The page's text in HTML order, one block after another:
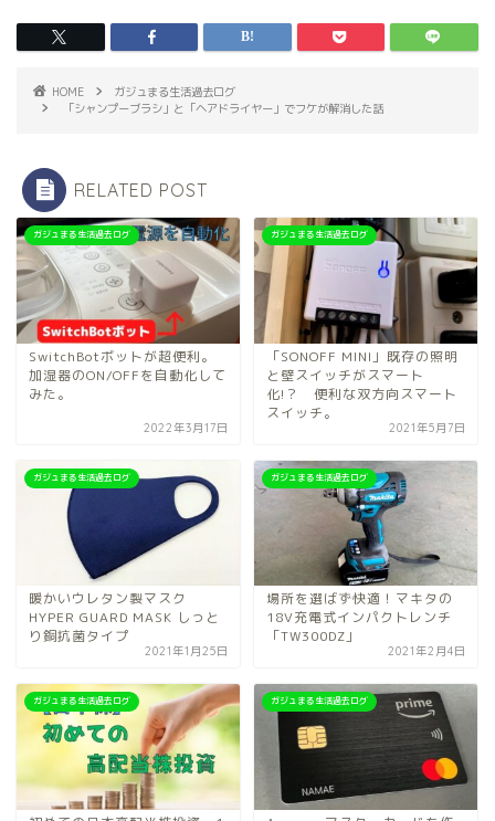
HOME
ガジュまる生活過去ログ
「シャンプーブラシ」と「ヘアドライヤー」でフケが解消した話
RELATED POST
ガジュまる生活過去ログ
SwitchBotボットが超便利。
加湿器のON/OFFを自動化して
みた。
2022年3月17日
ガジュまる生活過去ログ
「SONOFF MINI」既存の照明
と壁スイッチがスマート
化!？ 便利な双方向スマート
スイッチ。
2021年5月7日
ガジュまる生活過去ログ
暖かいウレタン製マスク
HYPER GUARD MASK しっと
り銅抗菌タイプ
2021年1月25日
ガジュまる生活過去ログ
場所を選ばず快適！マキタの
18V充電式インパクトレンチ
「TW300DZ」
2021年2月4日
ガジュまる生活過去ログ ガジュまる生活過去ログ